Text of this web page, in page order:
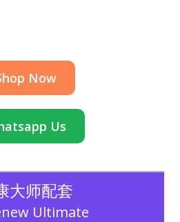
Now
Us
大师配套
Ultimate